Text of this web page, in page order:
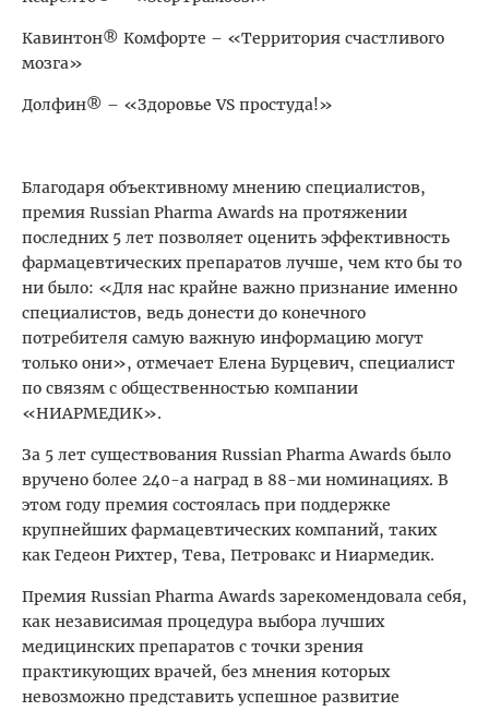
Кавинтон® Комфорте – «Территория счастливого
мозга»
Долфин® – «Здоровье VS простуда!»
Благодаря объективному мнению специалистов,
премия Russian Pharma Awards на протяжении
последних 5 лет позволяет оценить эффективность
фармацевтических препаратов лучше, чем кто бы то
ни было: «Для нас крайне важно признание именно
специалистов, ведь донести до конечного
потребителя самую важную информацию могут
только они», отмечает Елена Бурцевич, специалист
по связям с общественностью компании
«НИАРМЕДИК».
За 5 лет существования Russian Pharma Awards было
вручено более 240-а наград в 88-ми номинациях. В
этом году премия состоялась при поддержке
крупнейших фармацевтических компаний, таких
как Гедеон Рихтер, Тева, Петровакс и Ниармедик.
Премия Russian Pharma Awards зарекомендовала себя,
как независимая процедура выбора лучших
медицинских препаратов с точки зрения
практикующих врачей, без мнения которых
невозможно представить успешное развитие